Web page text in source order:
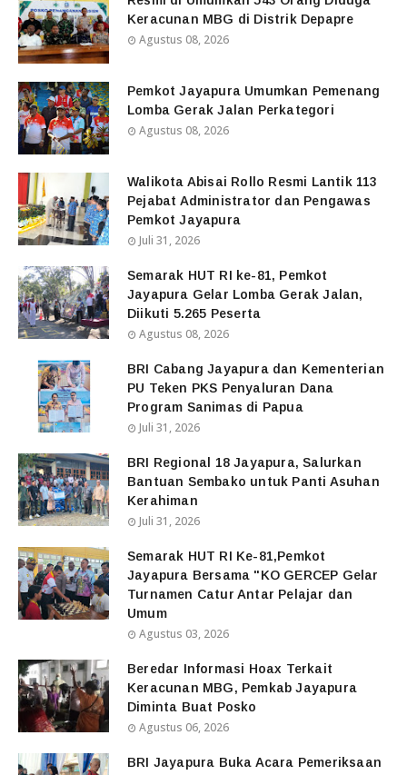
Keracunan MBG di Distrik Depapre
Agustus 08, 2026
Pemkot Jayapura Umumkan Pemenang
Lomba Gerak Jalan Perkategori
Agustus 08, 2026
Walikota Abisai Rollo Resmi Lantik 113
Pejabat Administrator dan Pengawas
Pemkot Jayapura
Juli 31, 2026
Semarak HUT RI ke-81, Pemkot
Jayapura Gelar Lomba Gerak Jalan,
Diikuti 5.265 Peserta
Agustus 08, 2026
BRI Cabang Jayapura dan Kementerian
PU Teken PKS Penyaluran Dana
Program Sanimas di Papua
Juli 31, 2026
BRI Regional 18 Jayapura, Salurkan
Bantuan Sembako untuk Panti Asuhan
Kerahiman
Juli 31, 2026
Semarak HUT RI Ke-81,Pemkot
Jayapura Bersama "KO GERCEP Gelar
Turnamen Catur Antar Pelajar dan
Umum
Agustus 03, 2026
Beredar Informasi Hoax Terkait
Keracunan MBG, Pemkab Jayapura
Diminta Buat Posko
Agustus 06, 2026
BRI Jayapura Buka Acara Pemeriksaan